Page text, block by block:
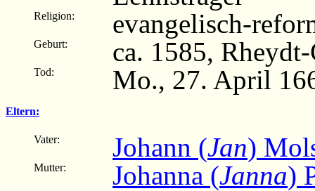
Religion: evangelisch-
Geburt: ca. 1585,
Tod: Mo., 27. April
Eltern:
Vater: Johann (Jan)
Mutter: Johanna (Janna)